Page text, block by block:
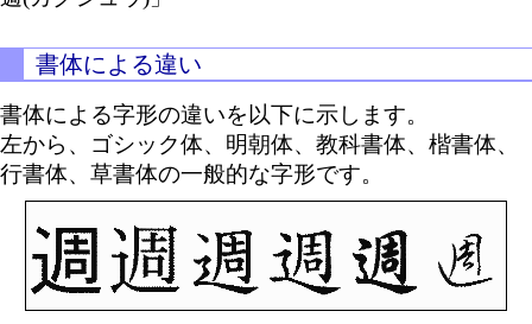
書体による違い
書体による字形の違いを以下に示します。
左から、ゴシック体、明朝体、教科書体、楷書体、
行書体、草書体の一般的な字形です。